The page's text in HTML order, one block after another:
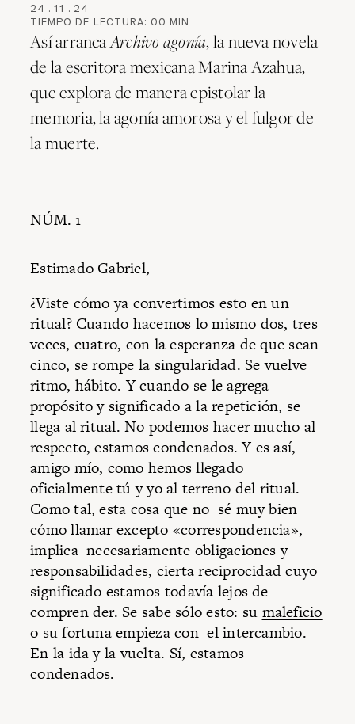
24 . 11 . 24
TIEMPO DE LECTURA: 00 MIN
Así arrancaArchivo agonía, la nueva novela
de la escritora mexicana Marina Azahua,
que explora de manera epistolar la
memoria, la agonía amorosa y el fulgor de
la muerte.
NÚM. 1
Estimado Gabriel,
¿Viste cómo ya convertimos esto en un
ritual? Cuando hacemos lo mismo dos, tres
veces, cuatro, con la esperanza de que sean
cinco, se rompe la singularidad. Se vuelve
ritmo, hábito. Y cuando se le agrega
propósito y significado a la repetición, se
llega al ritual. No podemos hacer mucho al
respecto, estamos condenados. Y es así,
amigo mío, como hemos llegado
oficialmente tú y yo al terreno del ritual.
Como tal, esta cosa que no sé muy bien
cómo llamar excepto «correspondencia»,
implica necesariamente obligaciones y
responsabilidades, cierta reciprocidad cuyo
significado estamos todavía lejos de
compren der. Se sabe sólo esto: su maleficio
o su fortuna empieza con el intercambio.
En la ida y la vuelta. Sí, estamos
condenados.